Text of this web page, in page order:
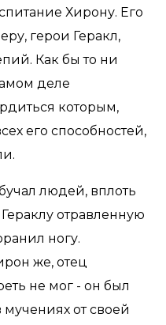
Хирону. Его
герои Геракл,
Как бы то ни
деле
которым,
его способностей,
людей, вплоть
отравленную
ногу.
же, отец
не мог - он был
от своей